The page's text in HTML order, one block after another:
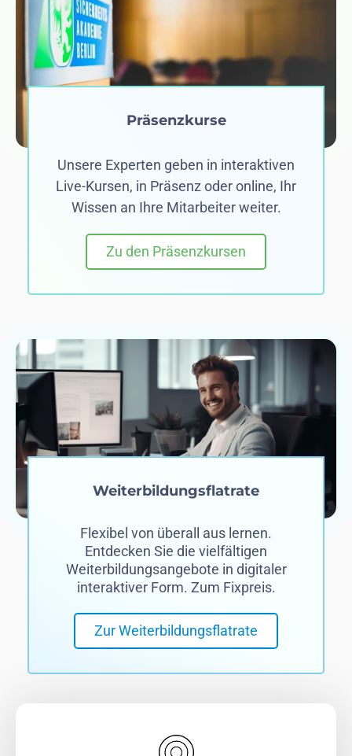
Präsenzkurse
Unsere Experten geben in interaktiven
Live-Kursen, in Präsenz oder online, Ihr
Wissen an Ihre Mitarbeiter weiter.
Zu den Präsenzkursen
Weiterbildungsflatrate
Flexibel von überall aus lernen.
Entdecken Sie die vielfältigen
Weiterbildungsangebote in digitaler
interaktiver Form. Zum Fixpreis.
Zur Weiterbildungsflatrate